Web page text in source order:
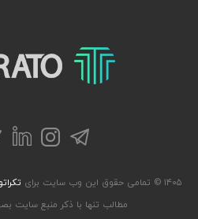
تکراتو – زندگی با تکنولوژی
تلگراماینستاگرام
۱۴۰۵ © تمامی حقوق این وب سایت برای
مطالب تنها با ذکر منبع سایت